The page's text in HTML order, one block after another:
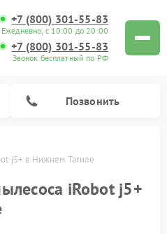
+7 (800) 301-55-83
Ежедневно, с 10:00 до 20:00
+7 (800) 301-55-83
Звонок бесплатный по РФ
Позвонить
j5+ в Нижнем Тагиле
iRobot j5+